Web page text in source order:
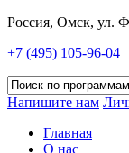
Россия, Омск, ул.
+7 (495) 105-96-04
Напишите нам
Главная
О нас